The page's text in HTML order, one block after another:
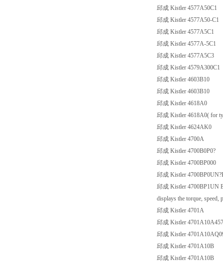
邱成 Kistler 4577A50C1
邱成 Kistler 4577A50-C1
邱成 Kistler 4577A5C1
邱成 Kistler 4577A-5C1
邱成 Kistler 4577A5C3
邱成 Kistler 4579A300C1
邱成 Kistler 4603B10
邱成 Kistler 4603B10
邱成 Kistler 4618A0
邱成 Kistler 4618A0( for
邱成 Kistler 4624AK0
邱成 Kistler 4700A
邱成 Kistler 4700B0P0?
邱成 Kistler 4700BP000
邱成 Kistler
邱成 Kistler 4700BP1UN
displays the torque, speed,
邱成 Kistler 4701A
邱成 Kistler
邱成 Kistler
邱成 Kistler 4701A10B
邱成 Kistler 4701A10B